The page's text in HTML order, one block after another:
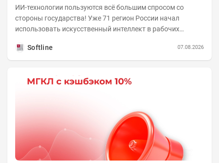
ИИ-технологии пользуются всё большим спросом со
стороны государства! Уже 71 регион России начал
использовать искусственный интеллект в рабочих
Softline
07.08.2026